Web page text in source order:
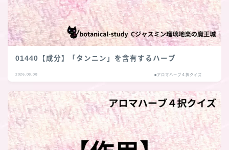
01440【成分】「タンニン」を含有するハーブ
2026.08.08 ■アロマハーブ４択クイズ